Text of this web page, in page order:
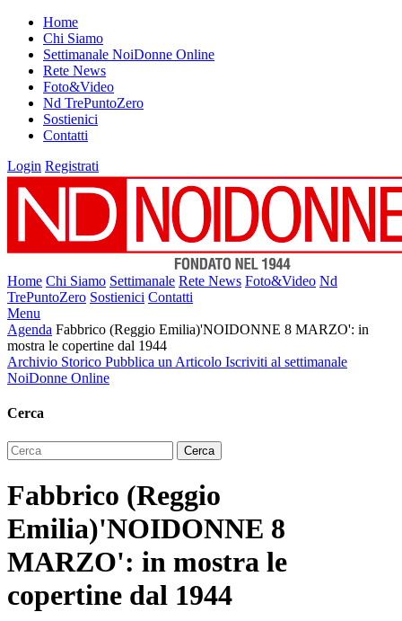
Home
Chi Siamo
Settimanale NoiDonne Online
Rete News
Foto&Video
Nd TrePuntoZero
Sostienici
Contatti
Login Registrati
Home Chi Siamo Settimanale Rete News Foto&Video Nd
TrePuntoZero Sostienici Contatti
Menu
Agenda Fabbrico (Reggio Emilia)'NOIDONNE 8 MARZO': in
mostra le copertine dal 1944
Archivio Storico Pubblica un Articolo Iscriviti al settimanale
NoiDonne Online
Cerca
Fabbrico (Reggio
Emilia)'NOIDONNE 8
MARZO': in mostra le
copertine dal 1944